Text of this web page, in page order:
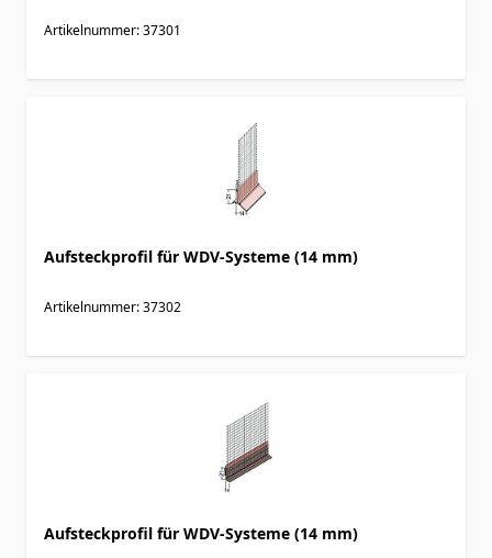
Artikelnummer: 37301
Aufsteckprofil für WDV-Systeme (14 mm)
Artikelnummer: 37302
Aufsteckprofil für WDV-Systeme (14 mm)